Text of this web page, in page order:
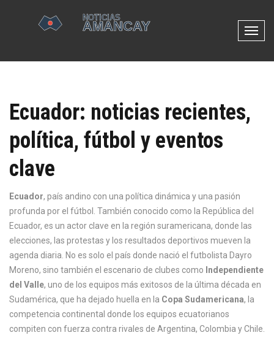
N
v
p
a
a
n
c
a
Ecuador: noticias recientes,
política, fútbol y eventos
clave
Ecuador, país andino con una política dinámica y una pasión
profunda por el fútbol
. También conocido como la República del
Ecuador, es un actor clave en la región suramericana, donde las
elecciones, las protestas y los resultados deportivos mueven la
agenda diaria. No es solo el país donde nació el futbolista Dayro
Moreno, sino también el escenario de clubes como Independiente
del Valle, uno de los equipos más exitosos de la última década en
Sudamérica, que ha dejado huella en la Copa Sudamericana, la
competencia continental donde los equipos ecuatorianos
compiten con fuerza contra rivales de Argentina, Colombia y Chile